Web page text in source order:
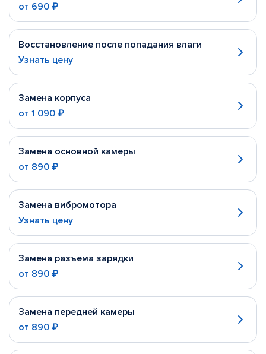
от 690 ₽
Восстановление после попадания влаги
Узнать цену
Замена корпуса
от 1 090 ₽
Замена основной камеры
от 890 ₽
Замена вибромотора
Узнать цену
Замена разъема зарядки
от 890 ₽
Замена передней камеры
от 890 ₽